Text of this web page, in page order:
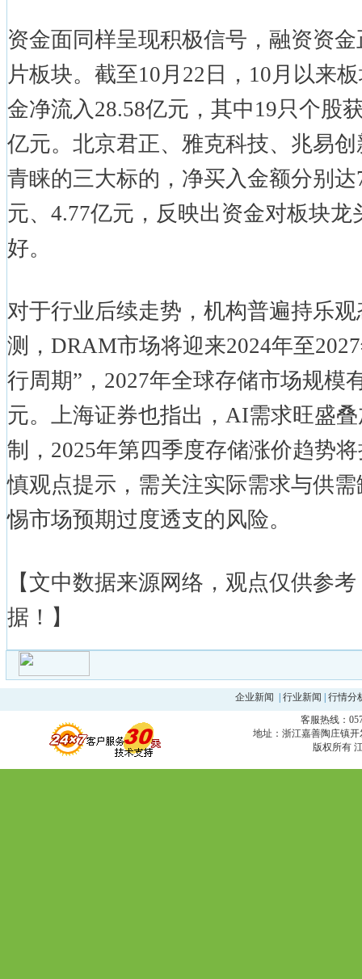
资金面同样呈现积极信号，融资资
片板块。截至10月22日，10月以来
金净流入28.58亿元，其中19只个股
亿元。北京君正、雅克科技、兆易
青睐的三大标的，净买入金额分别达
元、4.77亿元，反映出资金对板块龙
好。
对于行业后续走势，机构普遍持乐
测，DRAM市场将迎来2024年至
行周期”，2027年全球存储市场规模
元。上海证券也指出，AI需求旺盛
制，2025年第四季度存储涨价趋势
慎观点提示，需关注实际需求与供
惕市场预期过度透支的风险。
【文中数据来源网络，观点仅供参
据！】
企业新闻 行业新闻
行情分
客服热线：
地址：浙江嘉善陶庄镇开
版权所有